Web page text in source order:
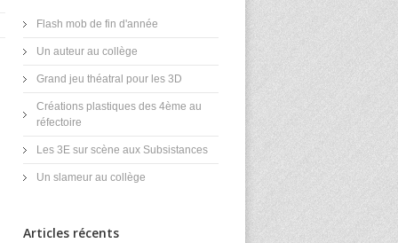
Flash mob de fin d'année
Un auteur au collège
Grand jeu théatral pour les 3D
Créations plastiques des 4ème au
réfectoire
Les 3E sur scène aux Subsistances
Un slameur au collège
Articles récents